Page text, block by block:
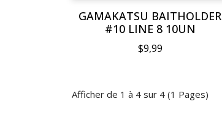
GAMAKATSU BAITHOLDER
#10 LINE 8 10UN
$9,99
Afficher de 1 à 4 sur 4 (1 Pages)